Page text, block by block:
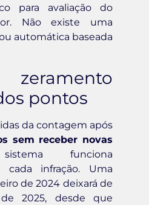
para avaliação do
Não existe uma
automática baseada
zeramento
pontos
da contagem após
sem receber novas
funciona
cada infração. Uma
de 2024 deixará de
2025, desde que